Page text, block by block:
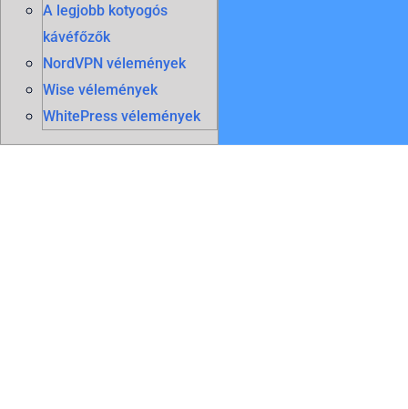
A legjobb kotyogós
kávéfőzők
NordVPN vélemények
Wise vélemények
WhitePress vélemények